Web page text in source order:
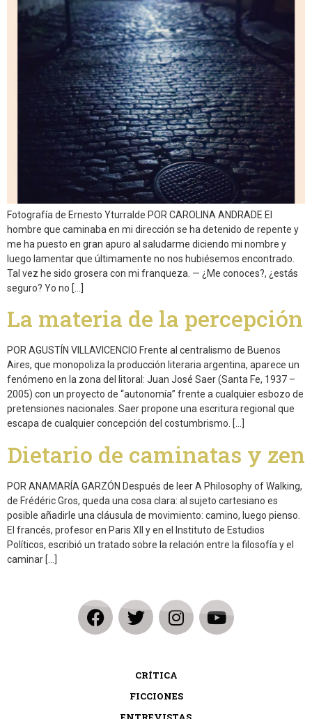
Fotografía de Ernesto Yturralde POR CAROLINA ANDRADE El
hombre que caminaba en mi dirección se ha detenido de repente y
me ha puesto en gran apuro al saludarme diciendo mi nombre y
luego lamentar que últimamente no nos hubiésemos encontrado.
Tal vez he sido grosera con mi franqueza. — ¿Me conoces?, ¿estás
seguro? Yo no […]
La materia de la percepción
POR AGUSTÍN VILLAVICENCIO Frente al centralismo de Buenos
Aires, que monopoliza la producción literaria argentina, aparece un
fenómeno en la zona del litoral: Juan José Saer (Santa Fe, 1937 –
2005) con un proyecto de “autonomía” frente a cualquier esbozo de
pretensiones nacionales. Saer propone una escritura regional que
escapa de cualquier concepción del costumbrismo. […]
Dietario de caminatas y zen
POR ANAMARÍA GARZÓN Después de leer A Philosophy of Walking,
de Frédéric Gros, queda una cosa clara: al sujeto cartesiano es
posible añadirle una cláusula de movimiento: camino, luego pienso.
El francés, profesor en Paris XII y en el Instituto de Estudios
Políticos, escribió un tratado sobre la relación entre la filosofía y el
caminar […]
CRÍTICA
FICCIONES